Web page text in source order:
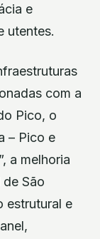
e
utentes.
com a
Pico, o
– Pico e
a melhoria
São
estrutural e